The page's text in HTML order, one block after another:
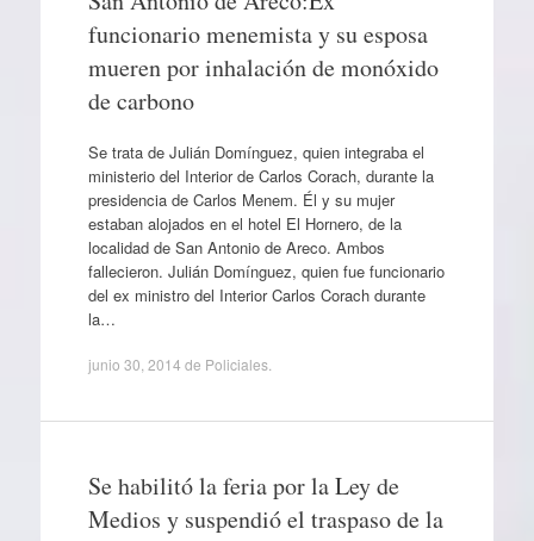
funcionario menemista y su esposa
mueren por inhalación de monóxido
de carbono
Se trata de Julián Domínguez, quien integraba el
ministerio del Interior de Carlos Corach, durante la
presidencia de Carlos Menem. Él y su mujer
estaban alojados en el hotel El Hornero, de la
localidad de San Antonio de Areco. Ambos
fallecieron. Julián Domínguez, quien fue funcionario
del ex ministro del Interior Carlos Corach durante
la…
junio 30, 2014 de Policiales.
Se habilitó la feria por la Ley de
Medios y suspendió el traspaso de la